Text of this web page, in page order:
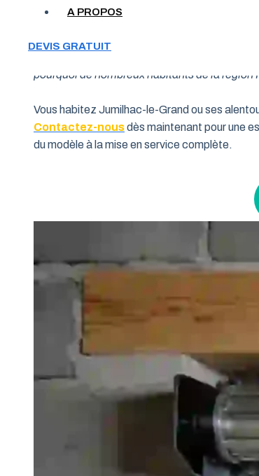
A PROPOS
DEVIS GRATUIT
pourquoi de nombreux habitants de la région
Vous habitez Jumilhac-le-Grand ou ses
Contactez-nousdès maintenant pour une
du modèle à la mise en service complète.